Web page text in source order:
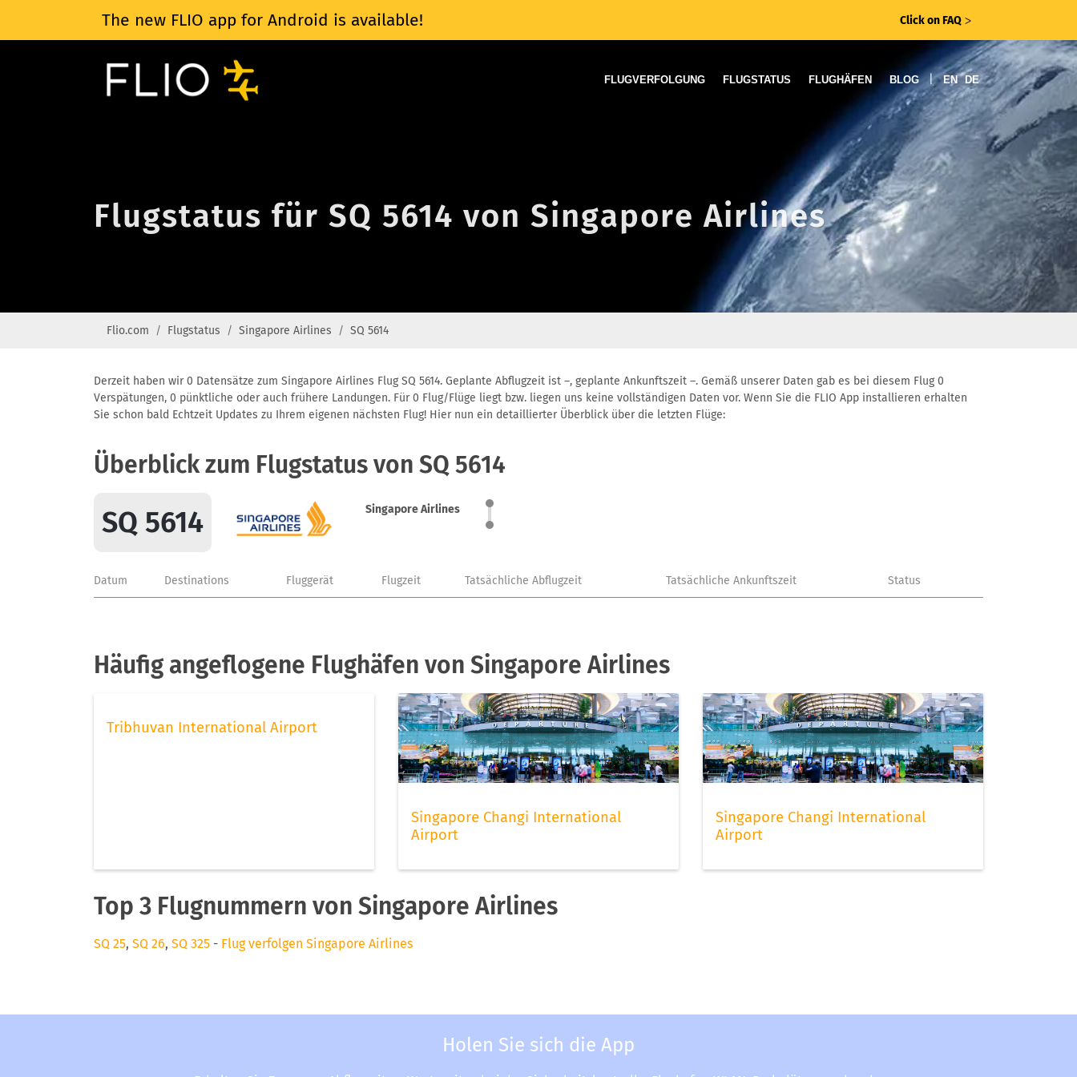
The new FLIO app for Android is available! Click on FAQ ᐳ
FLUGVERFOLGUNG FLUGSTATUS FLUGHÄFEN BLOG | EN DE
Flugstatus für SQ 5614 von Singapore Airlines
Flio.com Flugstatus Singapore Airlines SQ 5614
Derzeit haben wir 0 Datensätze zum Singapore Airlines Flug SQ 5614. Geplante Abflugzeit ist –, geplante Ankunftszeit –. Gemäß unserer Daten gab es bei diesem Flug 0
Verspätungen, 0 pünktliche oder auch frühere Landungen. Für 0 Flug/Flüge liegt bzw. liegen uns keine vollständigen Daten vor. Wenn Sie die FLIO App installieren erhalten
Sie schon bald Echtzeit Updates zu Ihrem eigenen nächsten Flug! Hier nun ein detaillierter Überblick über die letzten Flüge:
Überblick zum Flugstatus von SQ 5614
SQ 5614 Singapore Airlines
Datum Destinations Fluggerät Flugzeit Tatsächliche Abflugzeit Tatsächliche Ankunftszeit Status
Häufig angeflogene Flughäfen von Singapore Airlines
Tribhuvan International Airport
Singapore Changi International
Airport
Singapore Changi International
Airport
Top 3 Flugnummern von Singapore Airlines
SQ 25, SQ 26, SQ 325 - Flug verfolgen Singapore Airlines
Holen Sie sich die App